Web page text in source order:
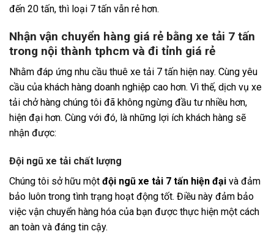
đến 20 tấn, thì loại 7 tấn vẫn rẻ hơn.
Nhận vận chuyển hàng giá rẻ bằng xe tải 7 tấn
trong nội thành tphcm và đi tỉnh giá rẻ
Nhằm đáp ứng nhu cầu thuê xe tải 7 tấn hiện nay. Cùng yêu
cầu của khách hàng doanh nghiệp cao hơn. Vì thế, dịch vụ xe
tải chở hàng chúng tôi đã không ngừng đầu tư nhiều hơn,
hiện đại hơn. Cùng với đó, là những lợi ích khách hàng sẽ
nhận được:
Đội ngũ xe tải chất lượng
Chúng tôi sở hữu một đội ngũ xe tải 7 tấn hiện đại và đảm
bảo luôn trong tình trạng hoạt động tốt. Điều này đảm bảo
việc vận chuyển hàng hóa của bạn được thực hiện một cách
an toàn và đáng tin cậy.